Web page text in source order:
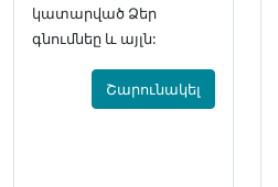
կատարված Ձեր
գնումնեը և այլն:
Շարունակել